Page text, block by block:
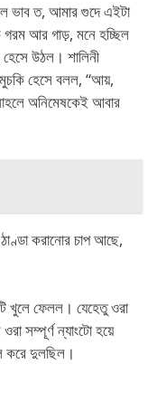
ভাব ত, আমার গুদে এইটা
গরম আর গাড়, মনে হচ্ছিল
উঠল। শালিনী
হেসে বলল, “আয়,
অনিমেষকেই আবার
করানোর চাপ আছে,
খুলে ফেলল। যেহেতু ওরা
সম্পূর্ণ ন্যাংটো হয়ে
করে দুলছিল।